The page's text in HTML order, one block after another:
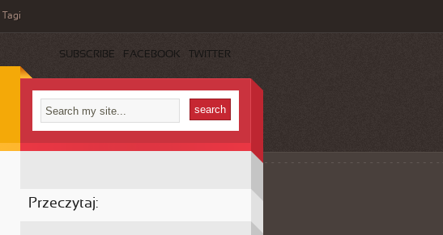
Tagi
SUBSCRIBE FACEBOOK TWITTER
Przeczytaj: